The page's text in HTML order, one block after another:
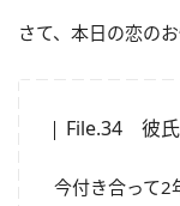
さて、本日の恋の
File.34 彼氏
今付き合って2